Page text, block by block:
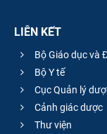
LIÊN KẾT
Bộ Giáo dục và
Bộ Y tế
Cục Quản lý
Cảnh giác dược
Thư viện